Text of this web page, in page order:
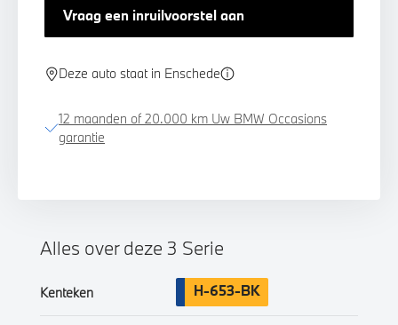
Vraag een inruilvoorstel aan
Deze auto staat in Enschede
12 maanden of 20.000 km Uw BMW Occasions
garantie
Alles over deze 3 Serie
Kenteken H-653-BK